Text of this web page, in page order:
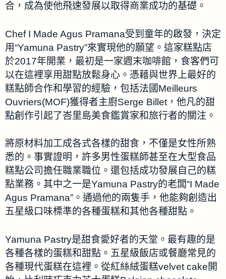
合，成為使他飛速發展以取得商業成功的基礎。
Chef I Made Agus Pramana受到童年的啟發，決定
用“Yamuna Pastry”來實現他的願望。這家糕點店
於2017年開業，最初是一家週末咖啡館，食客們可
以在這裡享用甜點放鬆身心。憑藉與世界上最好的
糕點師合作和學習的經驗，包括法國Meilleurs
Ouvriers(MOF)獲得者主廚Serge Billet，他凡的甜
點創作引起了峇里島美食鑑賞家和旅行者的關注。
將原材料加工成各式各樣的甜食，不僅是女性所熟
悉的。事實證明，許多男性蛋糕師甚至在大型食品
糕點公司擔任職業職位。還包括成功發展自己的糕
點業務。其中之一是Yamuna Pastry的老闆“I Made
Agus Pramana”。通過他的兩隻手，他能夠創造出
五星級口味標準的各種蛋糕和其他各種甜點。
Yamuna Pastry是甜食愛好者的天堂。最有趣的是
各種各樣的蛋糕和甜點。五星級飯店或餐廳常見的
各種現代蛋糕在這裡。從紅絲絨蛋糕velvet cake開